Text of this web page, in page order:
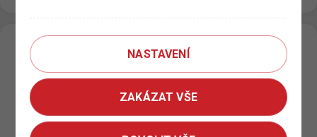
Mistrovství světa v krasobruslení 2026 –
dopravní omezení v okolí O2 areny
20. 1. 2026
Během konání ISU Mistrovství světa v krasobruslení
2026 dojde v období od 23. 3. 2026
NASTAVENÍ
ZAKÁZAT VŠE